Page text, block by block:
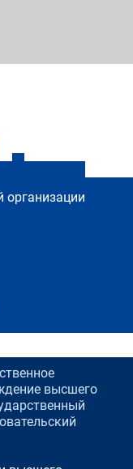
организации
высшего